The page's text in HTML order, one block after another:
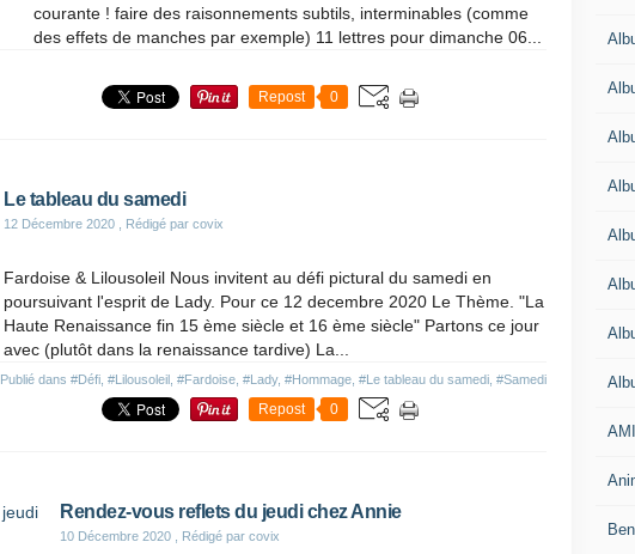
courante ! faire des raisonnements subtils, interminables (comme
des effets de manches par exemple) 11 lettres pour dimanche 06...
Repost 0
Le tableau du samedi
12 Décembre 2020 , Rédigé par covix
Publié dans #Défi #Lilousoleil #Fardoise #Lady, #Hommage #Le tableau du samedi #Samedi
Fardoise & Lilousoleil Nous invitent au défi pictural du samedi en
poursuivant l'esprit de Lady. Pour ce 12 decembre 2020 Le Thème. "La
Haute Renaissance fin 15 ème siècle et 16 ème siècle" Partons ce jour
avec (plutôt dans la renaissance tardive) La...
Repost 0
Rendez-vous reflets du jeudi chez Annie
10 Décembre 2020 , Rédigé par covix